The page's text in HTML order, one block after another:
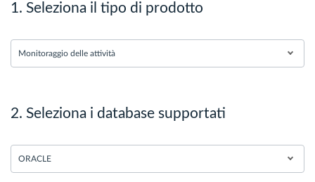
1. Seleziona il tipo di prodotto
Monitoraggio delle attività
2. Seleziona i database supportati
ORACLE